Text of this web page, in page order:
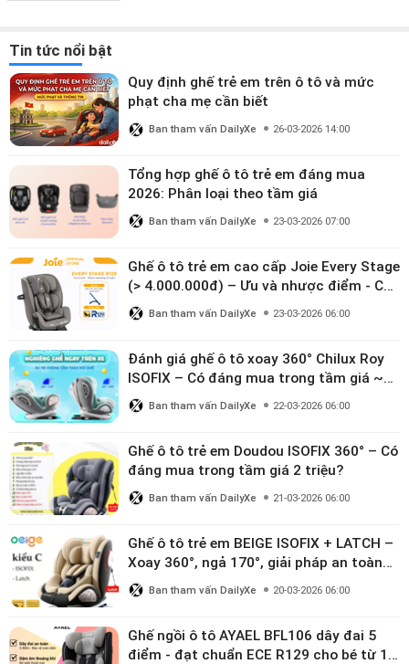
Tin tức nổi bật
Quy định ghế trẻ em trên ô tô và mức
phạt cha mẹ cần biết
Ban tham vấn DailyXe 26-03-2026 14:00
Tổng hợp ghế ô tô trẻ em đáng mua
2026: Phân loại theo tầm giá
Ban tham vấn DailyXe 23-03-2026 07:00
Ghế ô tô trẻ em cao cấp Joie Every Stage
(> 4.000.000đ) – Ưu và nhược điểm - Có
đáng đầu tư cho bé từ 0–12 tuổi?
Ban tham vấn DailyXe 23-03-2026 06:00
Đánh giá ghế ô tô xoay 360° Chilux Roy
ISOFIX – Có đáng mua trong tầm giá ~3
triệu
Ban tham vấn DailyXe 22-03-2026 06:00
Ghế ô tô trẻ em Doudou ISOFIX 360° – Có
đáng mua trong tầm giá 2 triệu?
Ban tham vấn DailyXe 21-03-2026 06:00
Ghế ô tô trẻ em BEIGE ISOFIX + LATCH –
Xoay 360°, ngả 170°, giải pháp an toàn
linh hoạt cho bé 0–10 tuổi
Ban tham vấn DailyXe 20-03-2026 06:00
Ghế ngồi ô tô AYAEL BFL106 dây đai 5
điểm - đạt chuẩn ECE R129 cho bé từ 1–